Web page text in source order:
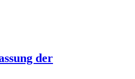
der